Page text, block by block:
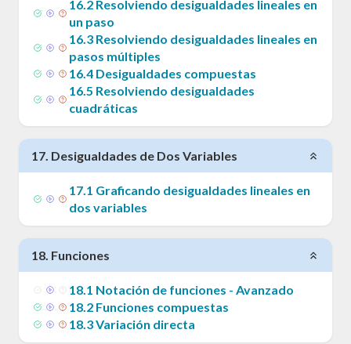
16.2 Resolviendo desigualdades lineales en
un paso
16.3 Resolviendo desigualdades lineales en
pasos múltiples
16.4 Desigualdades compuestas
16.5 Resolviendo desigualdades
cuadráticas
17. Desigualdades de Dos Variables
17.1 Graficando desigualdades lineales en
dos variables
18. Funciones
18.1 Notación de funciones - Avanzado
18.2 Funciones compuestas
18.3Variación directa